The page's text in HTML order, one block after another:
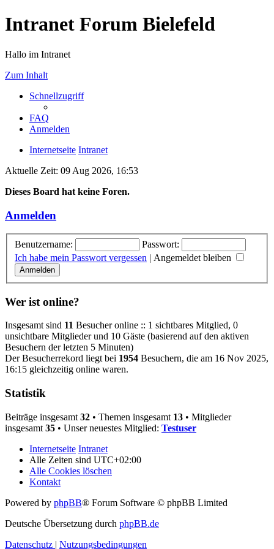
Intranet Forum Bielefeld
Hallo im Intranet
Zum Inhalt
Schnellzugriff
FAQ
Anmelden
Internetseite Intranet
Aktuelle Zeit: 09 Aug 2026, 16:53
Dieses Board hat keine Foren.
Anmelden
Benutzername:
Passwort:
Ich habe mein Passwort vergessen | Angemeldet bleiben
Wer ist online?
Insgesamt sind 11 Besucher online :: 1 sichtbares Mitglied, 0
unsichtbare Mitglieder und 10 Gäste (basierend auf den aktiven
Besuchern der letzten 5 Minuten)
Der Besucherrekord liegt bei 1954 Besuchern, die am 16 Nov 2025,
16:15 gleichzeitig online waren.
Statistik
Beiträge insgesamt 32 • Themen insgesamt 13 • Mitglieder
insgesamt 35 • Unser neuestes Mitglied: Testuser
Internetseite Intranet
Alle Zeiten sind UTC+02:00
Alle Cookies löschen
Kontakt
Powered by phpBB® Forum Software © phpBB Limited
Deutsche Übersetzung durch phpBB.de
Datenschutz | Nutzungsbedingungen